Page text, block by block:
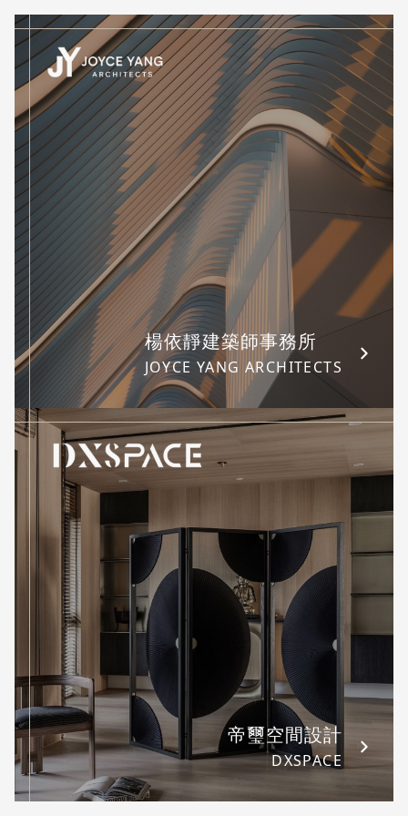
楊依靜建築師事務所
JOYCE YANG ARCHITECTS
帝璽空間設計
DXSPACE